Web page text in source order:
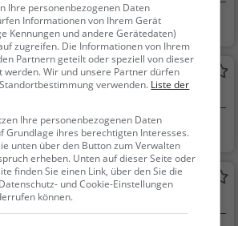
Penig
Restaurant, Aben
dessen, Mittagessen
Brückencafe
Café in Limbach-Oberfrohna
Limbach-Oberfroh
na
Café, Kaffee / Kuc
hen, Frühstück, Gebä
ck / Teigwaren
Vila Hermes
Café in Limbach-Oberfrohna
Ihre personenbezogenen Daten
Informationen von Ihrem Gerät
Kennungen und andere Gerätedaten)
zugreifen. Die Informationen von Ihrem
Partnern geteilt oder speziell von dieser
werden. Wir und unsere Partner dürfen
verwenden. Liste der
Ihre personenbezogenen Daten
Grundlage ihres berechtigten Interesses.
unten über den Button zum Verwalten
erheben. Unten auf dieser Seite oder
finden Sie einen Link, über den Sie die
und Cookie-Einstellungen
können.